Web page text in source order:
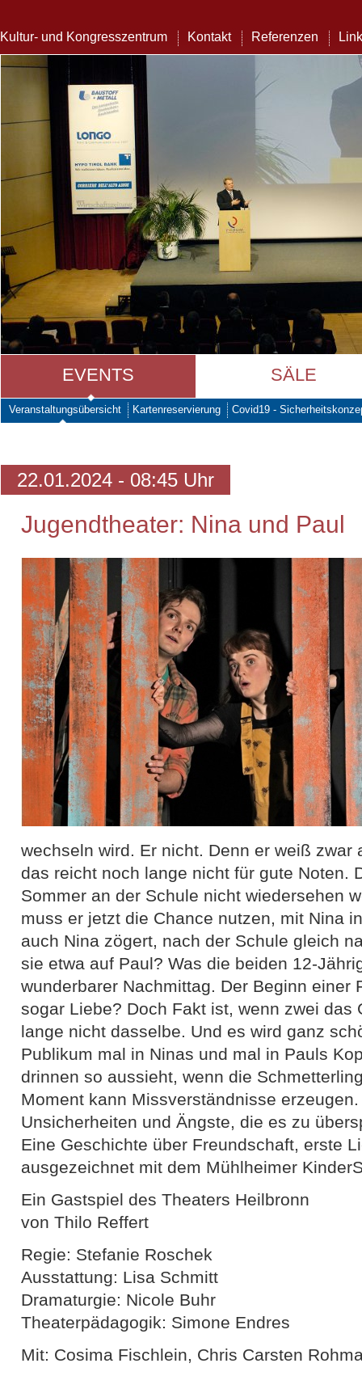
Kultur- und Kongresszentrum Kontakt Referenzen
EVENTS SÄLE
Veranstaltungsübersicht Kartenreservierung Covid19 -
22.01.2024 - 08:45 Uhr
Jugendtheater: Nina und Paul
wechseln wird. Er nicht. Denn er weiß zwar
das reicht noch lange nicht für gute Noten.
Sommer an der Schule nicht wiedersehen
muss er jetzt die Chance nutzen, mit Nina
auch Nina zögert, nach der Schule gleich
sie etwa auf Paul? Was die beiden 12-
wunderbarer Nachmittag. Der Beginn einer
sogar Liebe? Doch Fakt ist, wenn zwei das
lange nicht dasselbe. Und es wird ganz
Publikum mal in Ninas und mal in Pauls
drinnen so aussieht, wenn die
Moment kann Missverständnisse
Unsicherheiten und Ängste, die es zu
Eine Geschichte über Freundschaft, erste
ausgezeichnet mit dem Mühlheimer
Ein Gastspiel des Theaters Heilbronn
von Thilo Reffert
Regie: Stefanie Roschek
Ausstattung: Lisa Schmitt
Dramaturgie: Nicole Buhr
Theaterpädagogik: Simone Endres
Mit: Cosima Fischlein, Chris Carsten